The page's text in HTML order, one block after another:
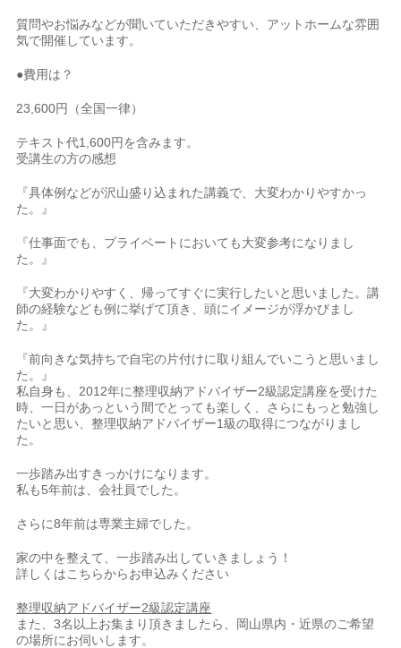
質問やお悩みなどが聞いていただきやすい、アットホームな雰囲
気で開催しています。
●費用は？
23,600円（全国一律）
テキスト代1,600円を含みます。
受講生の方の感想
『具体例などが沢山盛り込まれた講義で、大変わかりやすかっ
た。』
『仕事面でも、プライベートにおいても大変参考になりまし
た。』
『大変わかりやすく、帰ってすぐに実行したいと思いました。講
師の経験なども例に挙げて頂き、頭にイメージが浮かびまし
た。』
『前向きな気持ちで自宅の片付けに取り組んでいこうと思いまし
た。』
私自身も、2012年に整理収納アドバイザー2級認定講座を受けた
時、一日があっという間でとっても楽しく、さらにもっと勉強し
たいと思い、整理収納アドバイザー1級の取得につながりまし
た。
一歩踏み出すきっかけになります。
私も5年前は、会社員でした。
さらに8年前は専業主婦でした。
家の中を整えて、一歩踏み出していきましょう！
詳しくはこちらからお申込みください
整理収納アドバイザー2級認定講座
また、3名以上お集まり頂きましたら、岡山県内・近県のご希望
の場所にお伺いします。